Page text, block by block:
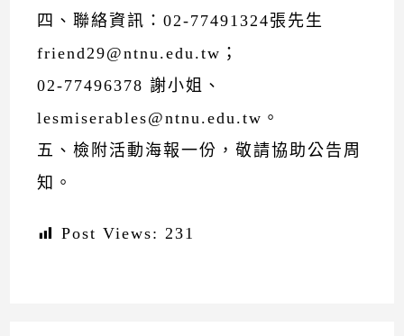
四、聯絡資訊：02-77491324張先生
friend29@ntnu.edu.tw；
02-77496378 謝小姐、
lesmiserables@ntnu.edu.tw。
五、檢附活動海報一份，敬請協助公告周
知。
Post Views: 231